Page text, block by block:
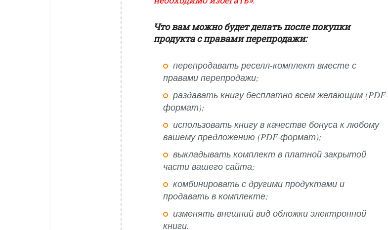
Что вам можно будет делать после покупки
продукта с правами перепродажи:
перепродавать реселл-комплект вместе с
правами перепродажи;
раздавать книгу бесплатно всем желающим (PDF-
формат);
использовать книгу в качестве бонуса к любому
вашему предложению (PDF-формат);
выкладывать комплект в платной закрытой
части вашего сайта;
комбинировать с другими продуктами и
продавать в комплекте;
изменять внешний вид обложки электронной
книги.